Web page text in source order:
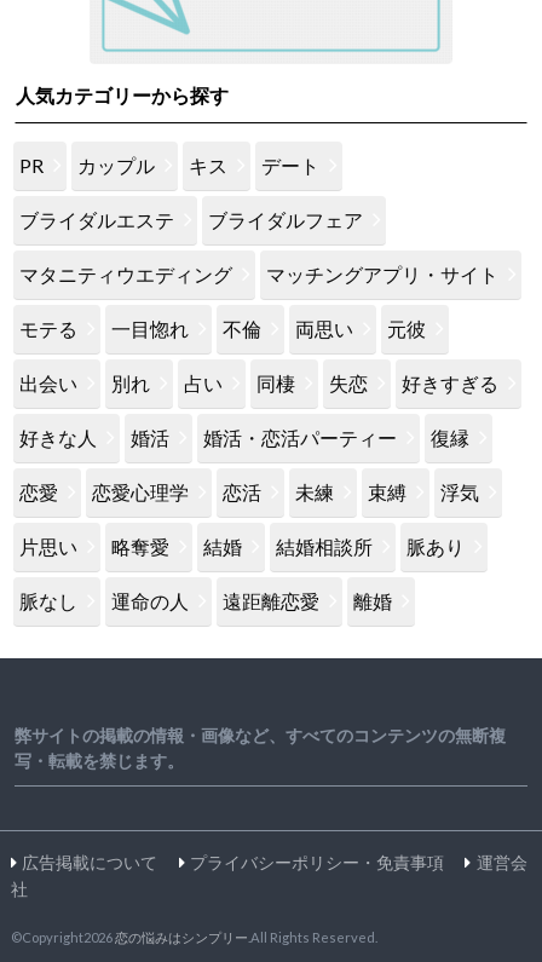
人気カテゴリーから探す
PR カップル キス デート
ブライダルエステ ブライダルフェア
マタニティウエディング マッチングアプリ・サイト
モテる 一目惚れ 不倫 両思い 元彼
出会い 別れ 占い 同棲 失恋 好きすぎる
好きな人 婚活 婚活・恋活パーティー 復縁
恋愛 恋愛心理学 恋活 未練 束縛 浮気
片思い 略奪愛 結婚 結婚相談所 脈あり
脈なし 運命の人 遠距離恋愛 離婚
弊サイトの掲載の情報・画像など、すべてのコンテンツの無断複
写・転載を禁じます。
広告掲載について プライバシーポリシー・免責事項
運営会
社
©Copyright2026恋の悩みはシンプリー .All Rights Reserved.